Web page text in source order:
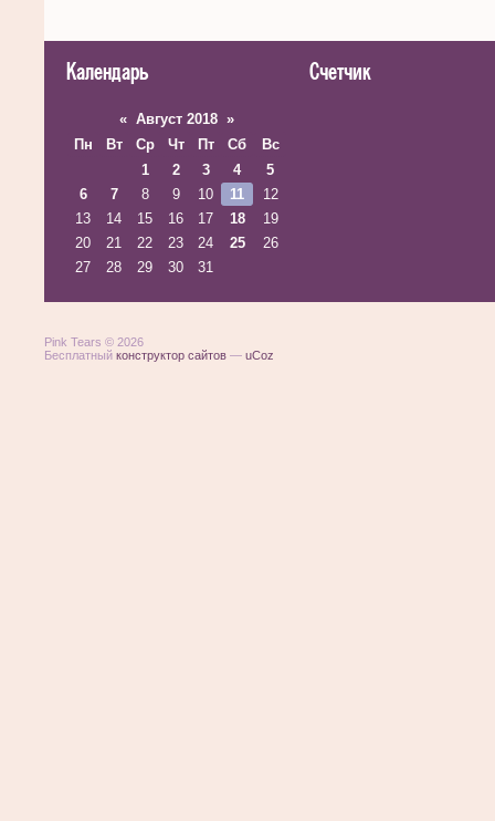
Календарь
« Август 2018 »
Пн
Вт Ср Чт Пт Сб
Вс
1
2 3 4
5
6
7 8 9 10 11
12
13
14 15 16 17 18
19
20
21 22 23 24 25
26
27
28 29 30 31
Счетчик
Pink Tears © 2026
Бесплатный конструктор сайтов — uCoz